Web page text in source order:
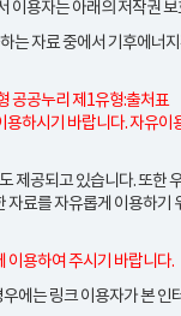
용자는 아래의 저작권
자료 중에서 기후에너
공공누리 제1유형:출처표
하시기 바랍니다. 자유이
공되고 있습니다. 또한
료를 자유롭게 이용하기
이용하여 주시기 바랍니다.
는 링크 이용자가 본 인